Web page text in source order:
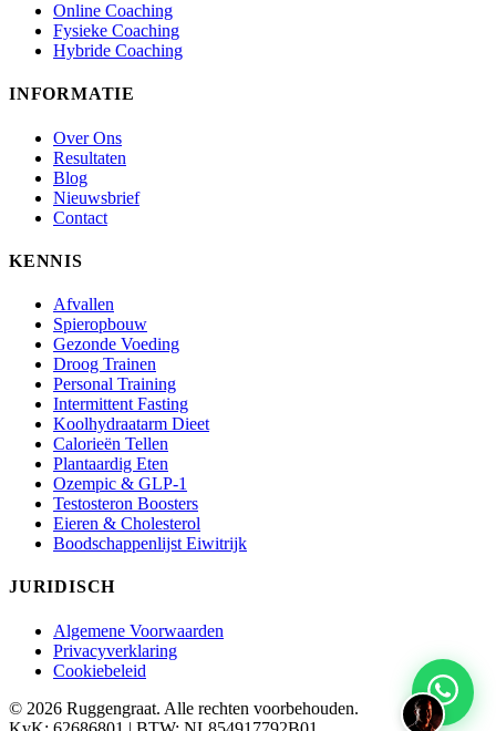
Online Coaching
Fysieke Coaching
Hybride Coaching
INFORMATIE
Over Ons
Resultaten
Blog
Nieuwsbrief
Contact
KENNIS
Afvallen
Spieropbouw
Gezonde Voeding
Droog Trainen
Personal Training
Intermittent Fasting
Koolhydraatarm Dieet
Calorieën Tellen
Plantaardig Eten
Ozempic & GLP-1
Testosteron Boosters
Eieren & Cholesterol
Boodschappenlijst Eiwitrijk
JURIDISCH
Algemene Voorwaarden
Privacyverklaring
Cookiebeleid
© 2026 Ruggengraat. Alle rechten voorbehouden.